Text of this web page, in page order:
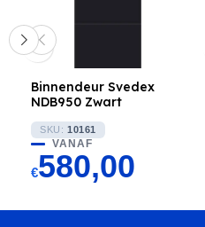
Binnendeur Svedex
NDB950 Zwart
SKU: 10161
VANAF
€580,00